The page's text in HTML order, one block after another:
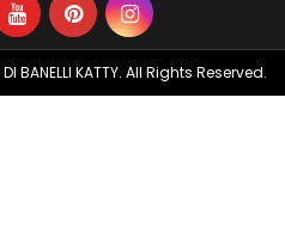
BANELLI KATTY. All Rights Reserved.